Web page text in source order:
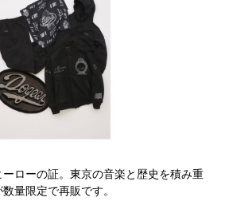
ローの証。東京の音楽と歴史を積み重
量限定で再販です。